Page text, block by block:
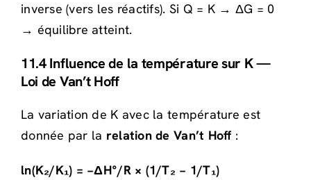
inverse (vers les réactifs). Si Q = K → ΔG = 0
→ équilibre atteint.
11.4 Influence de la température sur K —
Loi de Van’t Hoff
La variation de K avec la température est
donnée par la relation de Van’t Hoff:
ln(K₂/K₁) = −ΔH°/R × (1/T₂ − 1/T₁)